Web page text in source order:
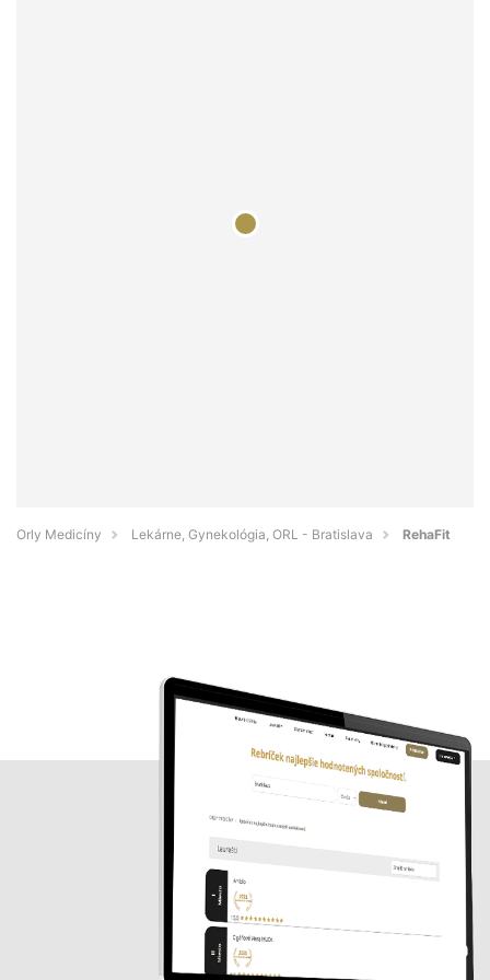
Orly Medicíny Lekárne, Gynekológia, ORL - Bratislava RehaFit